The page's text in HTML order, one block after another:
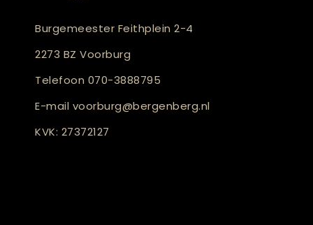
Burgemeester Feithplein 2-4
2273 BZ Voorburg
Telefoon 070-3888795
E-mail voorburg@bergenberg.nl
KVK: 27372127